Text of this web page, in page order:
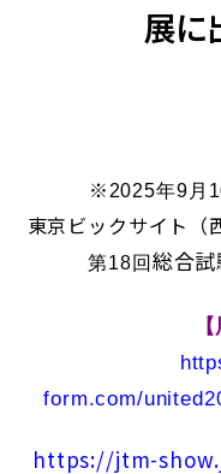
展に
※2025年9月
東京ビックサイト（
第18回 総合試
form.com/
https://jtm-